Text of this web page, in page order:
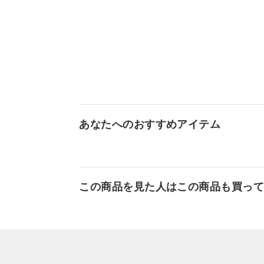
あなたへのおすすめアイテム
この商品を見た人はこの商品も買っ